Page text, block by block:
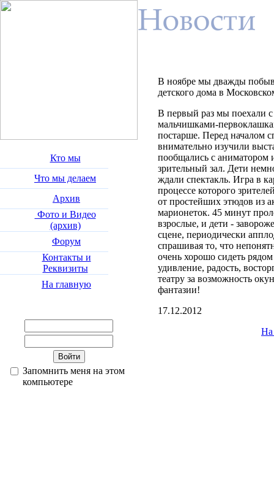
Кто мы
Что мы делаем
Архив
Фото и Видео
(архив)
Форум
Контакты и
Реквизиты
На главную
Запомнить меня на этом
компьютере
В ноябре мы дважды
детского дома в
В первый раз мы поехали
мальчишками-
постарше. Перед началом
внимательно изучили
пообщались с
зрительный зал. Дети
ждали спектакль. Игра в
процессе которого
от простейших этюдов из
марионеток. 45 минут
взрослые, и дети -
сцене, периодически
спрашивая то, что
очень хорошо сидеть
удивление, радость,
театру за возможность
фантазии!
17.12.2012
На